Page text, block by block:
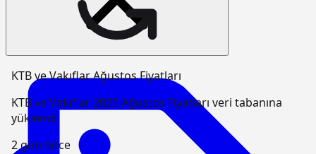
KTB ve Vakıflar Ağustos Fiyatları
KTB ve Vakıflar 2026 Ağustos Fiyatları veri tabanına
yüklendi.
2 gün önce